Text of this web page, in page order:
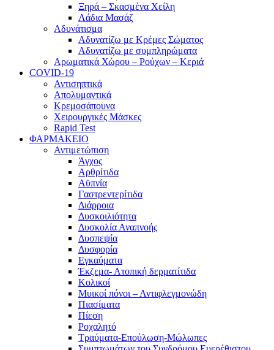
Ξηρά – Σκασμένα Χείλη
Λάδια Μασάζ
Αδυνάτισμα
Αδυνατίζω με Κρέμες Σώματος
Αδυνατίζω με συμπληρώματα
Αρωματικά Χώρου – Ρούχων – Κεριά
COVID-19
Αντισηπτικά
Απολυμαντικά
Κρεμοσάπουνα
Χειρουργικές Μάσκες
Rapid Test
ΦΑΡΜΑΚΕΙΟ
Αντιμετώπιση
Άγχος
Αρθρίτιδα
Αϋπνία
Γαστρεντερίτιδα
Διάρροια
Δυσκοιλιότητα
Δυσκολία Αναπνοής
Δυσπεψία
Δυσφορία
Εγκαύματα
Έκζεμα- Ατοπική δερματίτιδα
Κολικοί
Μυικοί πόνοι – Αντιφλεγμονώδη
Πιασίματα
Πίεση
Ροχαλητό
Τραύματα-Επούλωση-Μώλωπες